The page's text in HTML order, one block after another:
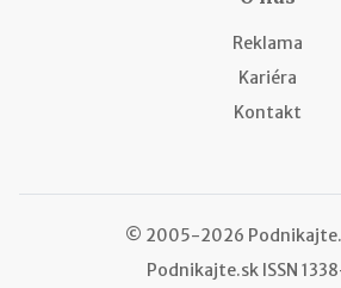
Reklama
Kariéra
Kontakt
© 2005-2026
Podnikajte.sk ISSN